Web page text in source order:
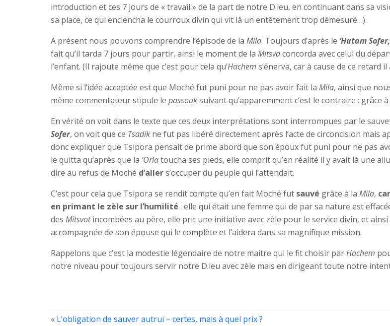
introduction et ces 7 jours de « travail » de la part de notre D.ieu, en continuant dans sa
sa place, ce qui enclencha le courroux divin qui vit là un entêtement trop démesuré…).
A présent nous pouvons comprendre l’épisode de la Mila. Toujours d’après le ‘Hatam Sofer,
fait qu’il tarda 7 jours pour partir, ainsi le moment de la Mitsvaconcorda avec celui du
l’enfant. (Il rajoute même que c’est pour cela qu’Hachem s’énerva, car à cause de ce retard
Même si l’idée acceptée est que Moché fut puni pour ne pas avoir fait la Mila, ainsi que
même commentateur stipule le passouksuivant qu’apparemment c’est le contraire : grâce à
En vérité on voit dans le texte que ces deux interprétations sont interrompues par le
Sofer, on voit que ce Tsadik ne fut pas libéré directement après l’acte de circoncision mais
donc expliquer que Tsipora pensait de prime abord que son époux fut puni pour ne pas
le quitta qu’après que la ‘Orlatoucha ses pieds, elle comprit qu’en réalité il y avait là une
dire au refus de Moché d’allers’occuper du peuple qui l’attendait.
C’est pour cela que Tsipora se rendit compte qu’en fait Moché fut sauvé grâce à la Mila,
en primant le zèle sur l’humilité : elle qui était une femme qui de par sa nature est
des Mitsvotincombées au père, elle prit une initiative avec zèle pour le service divin, et
accompagnée de son épouse qui le complète et l’aidera dans sa magnifique mission.
Rappelons que c’est la modestie légendaire de notre maitre qui le fit choisir parHachem
notre niveau pour toujours servir notre D.ieu avec zèle mais en dirigeant toute notre
« L’obligation de sauver autrui – certes, mais à quel prix ?